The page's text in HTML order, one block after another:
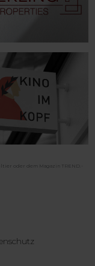
oder dem Magazin TREND.-